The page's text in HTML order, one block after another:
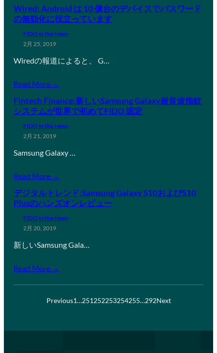
Wired: Android は 10 億台のデバイスでパスワード
の無効化に役立っています
FIDO in the News
2月 25, 2019
Wiredの報道によると、 G…
Read More →
Fintech Finance:新しいSamsung Galaxy超音波指紋
システムが世界で初めてFIDO 認定
FIDO in the News
2月 21, 2019
Samsung Galaxy …
Read More →
デジタルトレンド:Samsung Galaxy S10およびS10
Plusのハンズオンレビュー
FIDO in the News
2月 20, 2019
新しいSamsung Gala…
Read More →
Previous1…251252253254255…292Next